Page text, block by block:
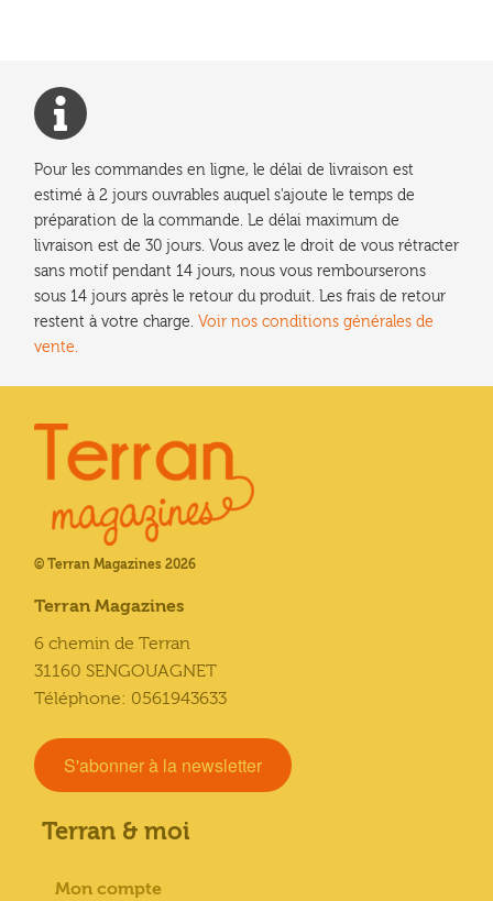
Pour les commandes en ligne, le délai de livraison est
estimé à 2 jours ouvrables auquel s'ajoute le temps de
préparation de la commande. Le délai maximum de
livraison est de 30 jours. Vous avez le droit de vous rétracter
sans motif pendant 14 jours, nous vous rembourserons
sous 14 jours après le retour du produit. Les frais de retour
restent à votre charge. Voir nos conditions générales de
vente.
© Terran Magazines 2026
Terran Magazines
6 chemin de Terran
31160 SENGOUAGNET
Téléphone: 0561943633
S'abonner à la newsletter
Terran & moi
Mon compte